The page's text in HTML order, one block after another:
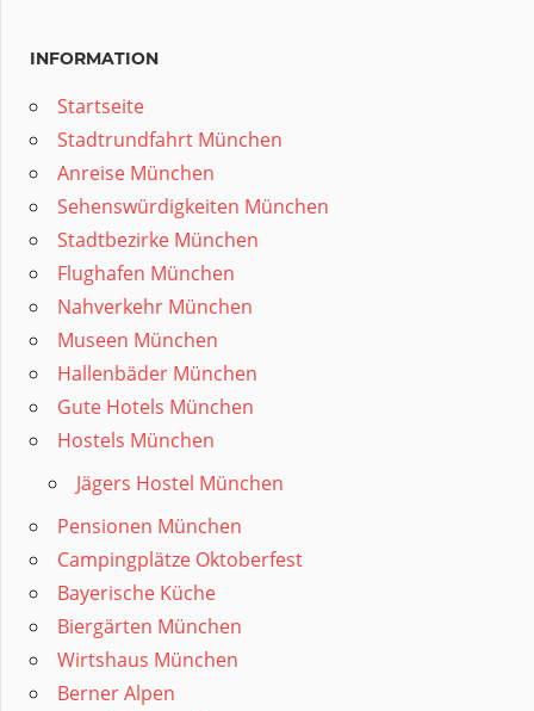
INFORMATION
Startseite
Stadtrundfahrt München
Anreise München
Sehenswürdigkeiten München
Stadtbezirke München
Flughafen München
Nahverkehr München
Museen München
Hallenbäder München
Gute Hotels München
Hostels München
Jägers Hostel München
Pensionen München
Campingplätze Oktoberfest
Bayerische Küche
Biergärten München
Wirtshaus München
Berner Alpen